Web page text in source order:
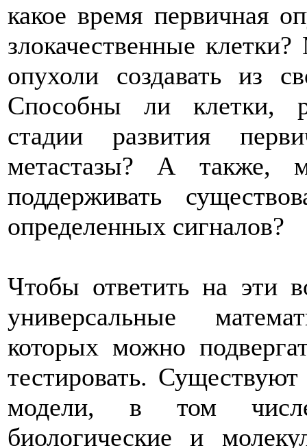
какое время первичная
злокачественные
опухоли создавать из
Способны ли клетки,
стадии развития
метастазы? А также,
поддерживать
определенных сигналов?
Чтобы ответить на эти
универсальные
которых можно
тестировать.
модели, в том
биологические и